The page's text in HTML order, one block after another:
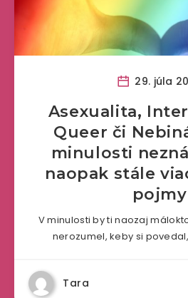
29. júla
Asexualita,
Queer či
minulosti
naopak stále
pojmy
V minulosti by ti naozaj
nerozumel, keby si povedal,
Tara